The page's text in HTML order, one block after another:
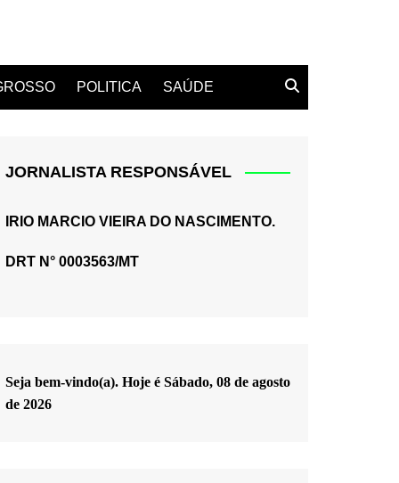
POLITICA SAÚDE
JORNALISTA RESPONSÁVEL
IRIO MARCIO VIEIRA DO NASCIMENTO.
DRT N° 0003563/MT
Seja bem-vindo(a). Hoje é Sábado, 08 de agosto
de 2026